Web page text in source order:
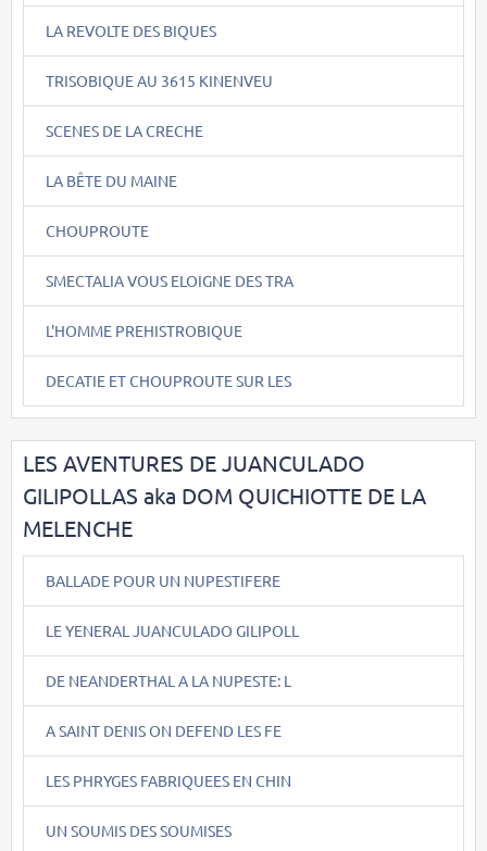
LA REVOLTE DES BIQUES
TRISOBIQUE AU 3615 KINENVEU
SCENES DE LA CRECHE
LA BÊTE DU MAINE
CHOUPROUTE
SMECTALIA VOUS ELOIGNE DES TRA
L'HOMME PREHISTROBIQUE
DECATIE ET CHOUPROUTE SUR LES
LES AVENTURES DE JUANCULADO
GILIPOLLAS aka DOM QUICHIOTTE DE LA
MELENCHE
BALLADE POUR UN NUPESTIFERE
LE YENERAL JUANCULADO GILIPOLL
DE NEANDERTHAL A LA NUPESTE: L
A SAINT DENIS ON DEFEND LES FE
LES PHRYGES FABRIQUEES EN CHIN
UN SOUMIS DES SOUMISES